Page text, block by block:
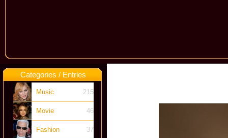
Categories / Entries
Music 215
Movie 46
Fashion 37